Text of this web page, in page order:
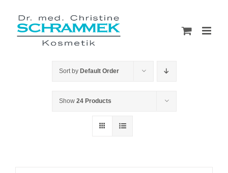
content
Sort by Default Order
Show 24 Products